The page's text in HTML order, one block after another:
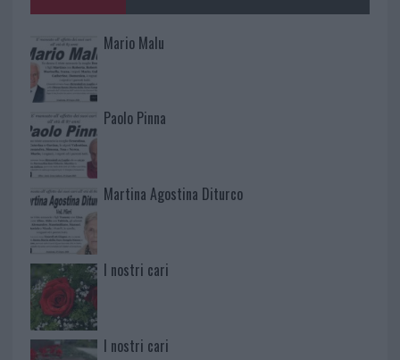
Mario Malu
Paolo Pinna
Martina Agostina Diturco
I nostri cari
I nostri cari